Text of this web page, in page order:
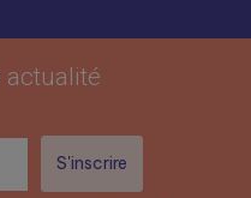
actualité